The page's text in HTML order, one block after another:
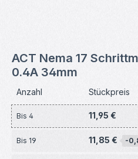
Durchschnittliche Bewertung
ACT Nema 17
0.4A 34mm
Anzahl Stückpreis
Bis 4 11,95 €
Bis 19 11,85 € -